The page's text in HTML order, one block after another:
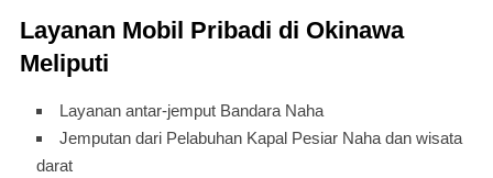
Layanan Mobil Pribadi di Okinawa
Meliputi
Layanan antar-jemput Bandara Naha
Jemputan dari Pelabuhan Kapal Pesiar Naha dan wisata
darat